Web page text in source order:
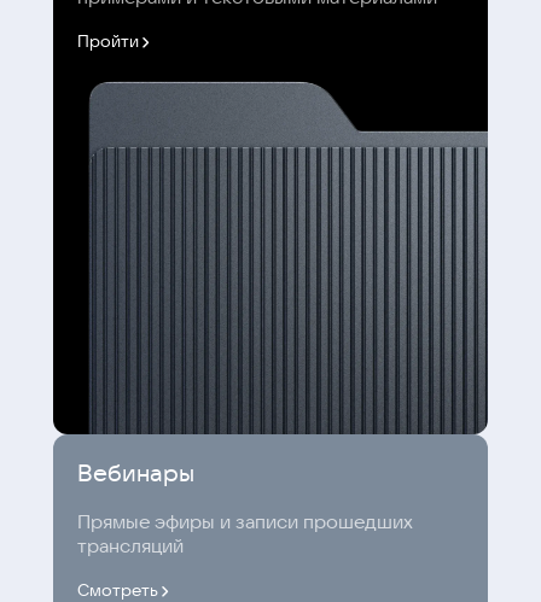
Пройти
Вебинары
Прямые эфиры и записи прошедших
трансляций
Смотреть